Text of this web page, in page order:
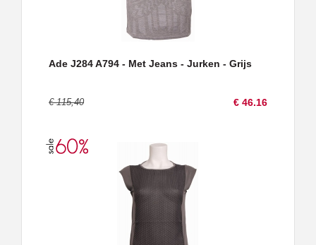
Ade J284 A794 - Met Jeans - Jurken - Grijs
€ 115,40 € 46.16